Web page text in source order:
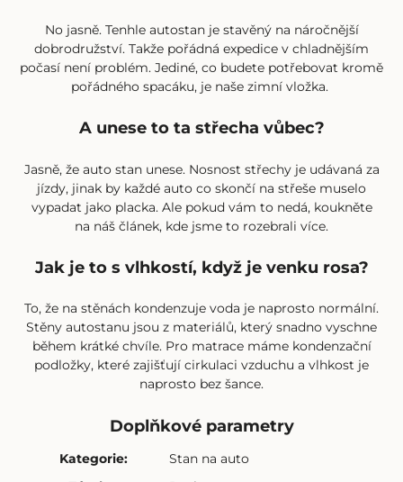
No jasně. Tenhle autostan je stavěný na náročnější
dobrodružství. Takže pořádná expedice v chladnějším
počasí není problém. Jediné, co budete potřebovat kromě
pořádného spacáku, je naše zimní vložka.
A unese to ta střecha vůbec?
Jasně, že auto stan unese. Nosnost střechy je udávaná za
jízdy, jinak by každé auto co skončí na střeše muselo
vypadat jako placka. Ale pokud vám to nedá, koukněte
na náš článek, kde jsme to rozebrali více.
Jak je to s vlhkostí, když je venku rosa?
To, že na stěnách kondenzuje voda je naprosto normální.
Stěny autostanu jsou z materiálů, který snadno vyschne
během krátké chvíle. Pro matrace máme kondenzační
podložky, které zajišťují cirkulaci vzduchu a vlhkost je
naprosto bez šance.
Doplňkové parametry
Kategorie:
Stan na auto